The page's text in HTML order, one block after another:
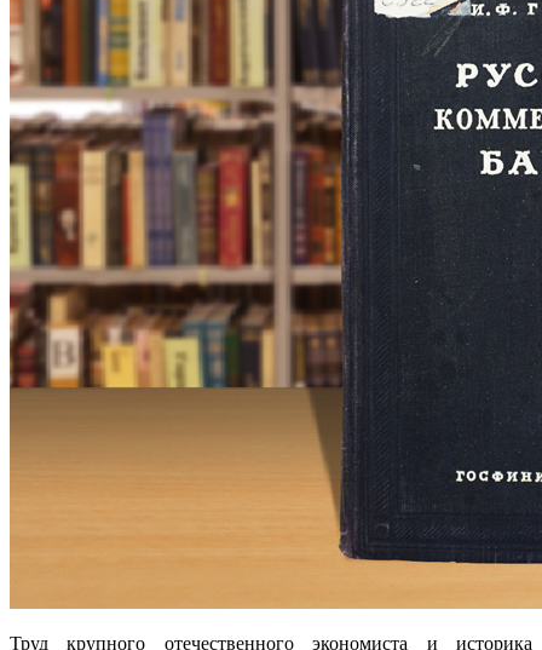
Труд крупного отечественного экономиста и историка